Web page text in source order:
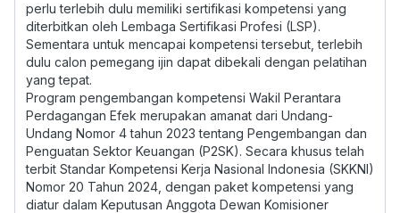
perlu terlebih dulu memiliki sertifikasi kompetensi yang
diterbitkan oleh Lembaga Sertifikasi Profesi (LSP).
Sementara untuk mencapai kompetensi tersebut, terlebih
dulu calon pemegang ijin dapat dibekali dengan pelatihan
yang tepat.
Program pengembangan kompetensi Wakil Perantara
Perdagangan Efek merupakan amanat dari Undang-
Undang Nomor 4 tahun 2023 tentang Pengembangan dan
Penguatan Sektor Keuangan (P2SK). Secara khusus telah
terbit Standar Kompetensi Kerja Nasional Indonesia (SKKNI)
Nomor 20 Tahun 2024, dengan paket kompetensi yang
diatur dalam Keputusan Anggota Dewan Komisioner